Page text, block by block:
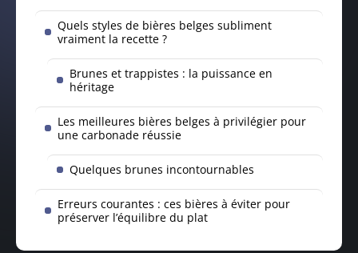
Quels styles de bières belges subliment
vraiment la recette ?
Brunes et trappistes : la puissance en
héritage
Les meilleures bières belges à privilégier pour
une carbonade réussie
Quelques brunes incontournables
Erreurs courantes : ces bières à éviter pour
préserver l’équilibre du plat